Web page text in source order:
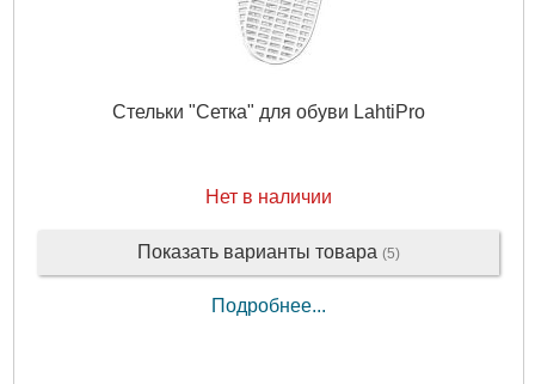
Стельки "Сетка" для обуви LahtiPro
Нет в наличии
Показать варианты товара (5)
Подробнее...